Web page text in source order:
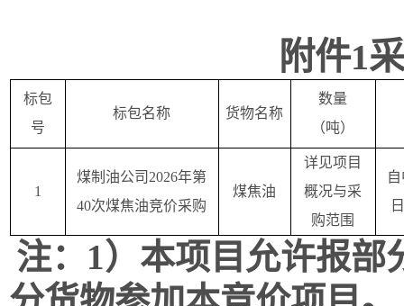
附件1
标包
号
标包名称 货物名称
数量
（吨）
1
煤制油公司 2026年第
40次煤焦油竞价采购
煤焦油
详见项目
概况与采
购范围
注： 1） 本项目允许报部